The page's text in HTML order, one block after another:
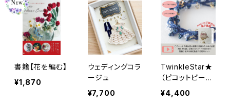
書籍【花を編む】
¥1,870
ウェディングコラ
ージュ
¥7,700
TwinkleStar★
（ピコットビーズ
の3連ネックレ
ス）夜空を想う、
¥4,400